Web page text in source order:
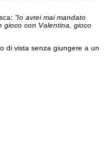
“Io avrei mai mandato
gioco con Valentina, gioco
di vista senza giungere a un